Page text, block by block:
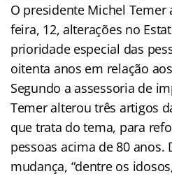
O presidente Michel Temer
feira, 12, alterações no
prioridade especial das
oitenta anos em relação
Segundo a assessoria de
Temer alterou três artigos
que trata do tema, para
pessoas acima de 80 anos.
mudança, “dentre os